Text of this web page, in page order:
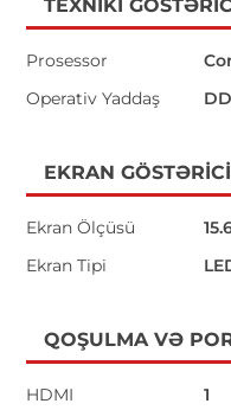
TEXNIKI
Prosessor
Operativ Yaddaş
EKRAN
Ekran Ölçüsü
Ekran Tipi
QOŞULMA VƏ
HDMI 1